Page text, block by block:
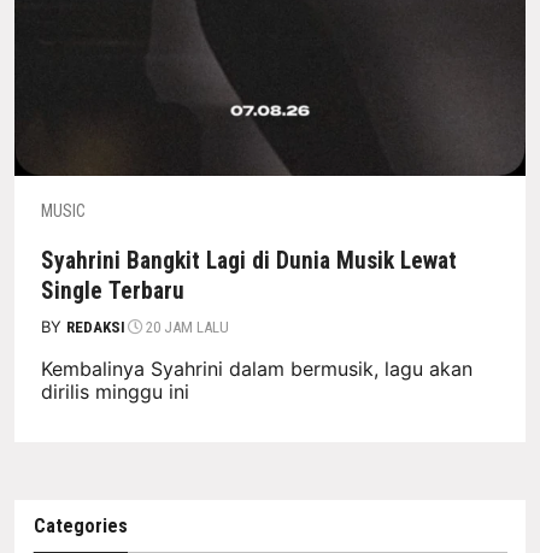
MUSIC
Syahrini Bangkit Lagi di Dunia Musik Lewat
Single Terbaru
BY REDAKSI 20 JAM LALU
Kembalinya Syahrini dalam bermusik, lagu akan
dirilis minggu ini
Categories